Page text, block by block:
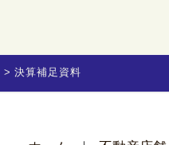
決算補足資料